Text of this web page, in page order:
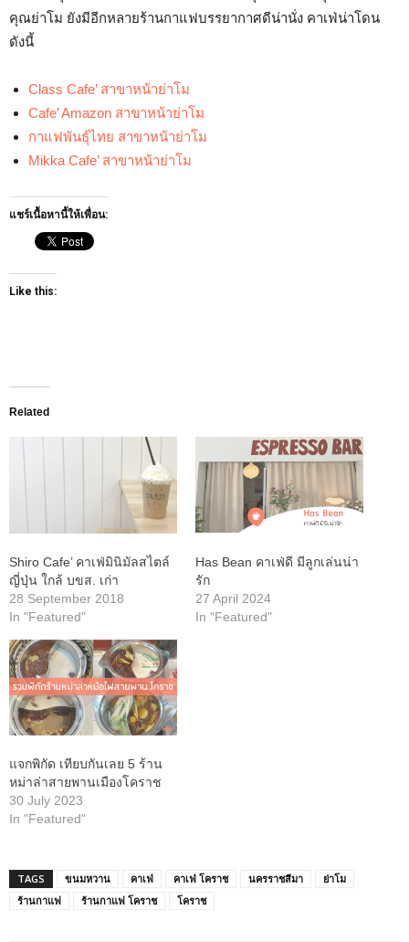
คุณย่าโม ยังมีอีกหลายร้านกาแฟบรรยากาศดีน่านั่ง คาเฟ่น่าโดน
ดังนี้
Class Cafe’ สาขาหน้าย่าโม
Cafe’ Amazon สาขาหน้าย่าโม
กาแฟพันธุ์ไทย สาขาหน้าย่าโม
Mikka Cafe’ สาขาหน้าย่าโม
แชร์เนื้อหานี้ให้เพื่อน:
Like this:
Related
Shiro Cafe’ คาเฟ่มินิมัลสไตล์
ญี่ปุ่น ใกล้ บขส. เก่า
28 September 2018
In "Featured"
Has Bean คาเฟ่ดี มีลูกเล่นน่า
รัก
27 April 2024
In "Featured"
แจกพิกัด เทียบกันเลย 5 ร้าน
หม่าล่าสายพานเมืองโคราช
30 July 2023
In "Featured"
TAGS ขนมหวาน คาเฟ่ คาเฟ่ โคราช นครราชสีมา
ย่าโม
ร้านกาแฟ
ร้านกาแฟ โคราช โคราช